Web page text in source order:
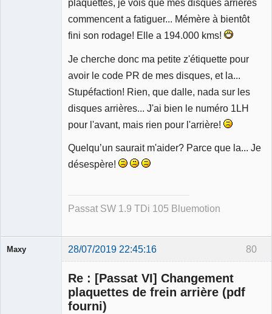
plaquettes, je vois que mes disques arrières
commencent a fatiguer... Mémère à bientôt
fini son rodage! Elle a 194.000 kms!
Je cherche donc ma petite z'étiquette pour
avoir le code PR de mes disques, et la...
Stupéfaction! Rien, que dalle, nada sur les
disques arrières... J'ai bien le numéro 1LH
pour l'avant, mais rien pour l'arrière!
Quelqu’un saurait m'aider? Parce que la... Je
désespère!
Passat SW 1.9 TDi 105 Bluemotion
80
Maxy 28/07/2019 22:45:16
Re : [Passat VI] Changement
plaquettes de frein arrière (pdf
fourni)